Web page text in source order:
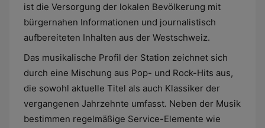
ist die Versorgung der lokalen Bevölkerung mit
bürgernahen Informationen und journalistisch
aufbereiteten Inhalten aus der Westschweiz.
Das musikalische Profil der Station zeichnet sich
durch eine Mischung aus Pop- und Rock-Hits aus,
die sowohl aktuelle Titel als auch Klassiker der
vergangenen Jahrzehnte umfasst. Neben der Musik
bestimmen regelmäßige Service-Elemente wie